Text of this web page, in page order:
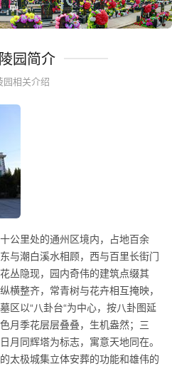
园简介
园相关介绍
公里处的通州区境内，占地百余
与潮白溪水相顾，西与百里长街门
丛隐现，园内奇伟的建筑点缀其
横整齐，常青树与花卉相互掩映，
区以“八卦台“为中心，按八卦图延
月季花层层叠叠，生机盎然；三
月同辉塔为标志，寓意天地同在。
太极城集立体安葬的功能和雄伟的